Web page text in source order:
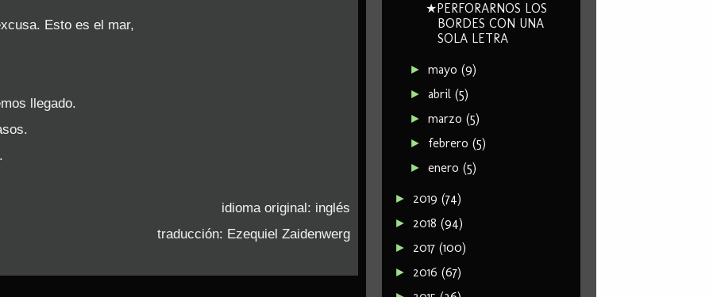
Esto es el mar,
llegado.
idioma original: inglés
traducción: Ezequiel Zaidenwerg
★PERFORARNOS LOS
BORDES CON UNA
SOLA LETRA
►mayo(9)
►abril(5)
►marzo(5)
► febrero(5)
►enero(5)
► 2019 (74)
► 2018 (94)
► 2017 (100)
► 2016 (67)